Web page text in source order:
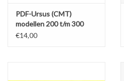
PDF-Ursus (CMT)
modellen 200 t/m 300
€14,00